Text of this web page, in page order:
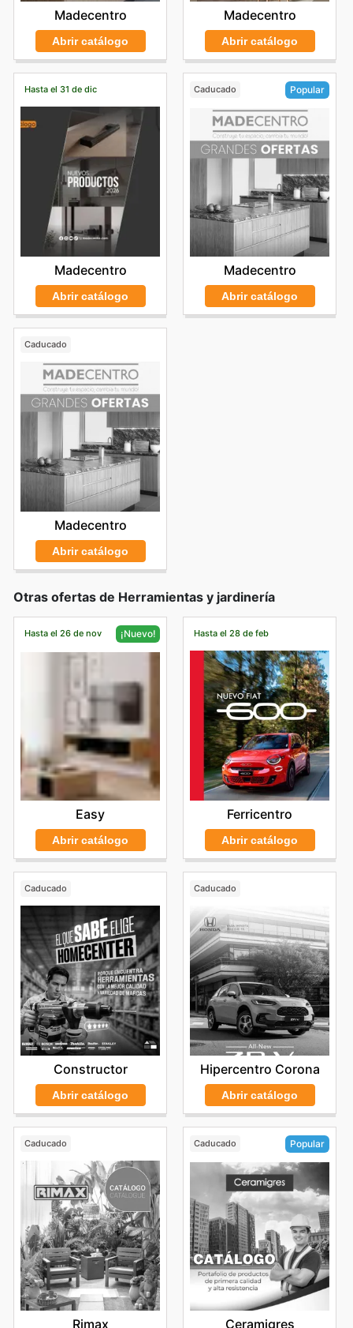
Madecentro
Abrir catálogo
Madecentro
Abrir catálogo
Hasta el 31 de dic
Madecentro
Abrir catálogo
Caducado Popular
Madecentro
Abrir catálogo
Caducado
Madecentro
Abrir catálogo
Otras ofertas de Herramientas y jardinería
Hasta el 26 de nov ¡Nuevo!
Easy
Abrir catálogo
Hasta el 28 de feb
Ferricentro
Abrir catálogo
Caducado
Constructor
Abrir catálogo
Caducado
Hipercentro Corona
Abrir catálogo
Caducado
Rimax
Caducado Popular
Ceramigres